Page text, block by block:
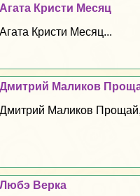
Агата Кристи Месяц
Агата Кристи Месяц...
Дмитрий Маликов
Дмитрий Маликов
Любэ Верка